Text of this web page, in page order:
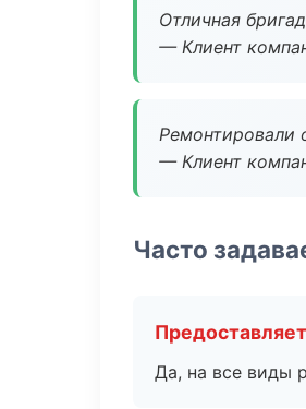
Отличная
— Клиент
Ремонтировали
— Клиент
Часто
Да, на все виды